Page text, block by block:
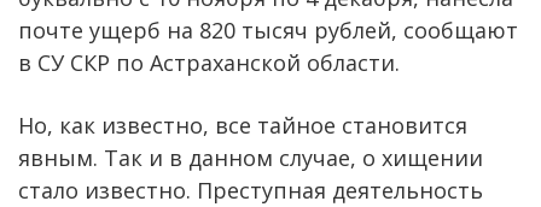
почте ущерб на 820 тысяч рублей, сообщают
в СУ СКР по Астраханской области.
Но, как известно, все тайное становится
явным. Так и в данном случае, о хищении
стало известно. Преступная деятельность